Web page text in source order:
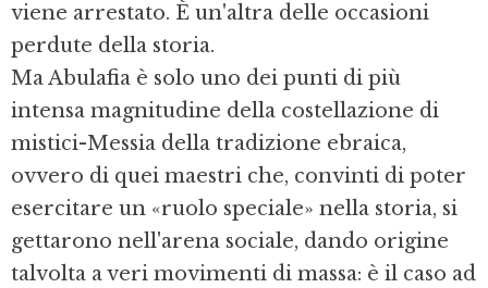
viene arrestato. È un'altra delle occasioni
perdute della storia.
Ma Abulafia è solo uno dei punti di più
intensa magnitudine della costellazione di
mistici-Messia della tradizione ebraica,
ovvero di quei maestri che, convinti di poter
esercitare un «ruolo speciale» nella storia, si
gettarono nell'arena sociale, dando origine
talvolta a veri movimenti di massa: è il caso ad